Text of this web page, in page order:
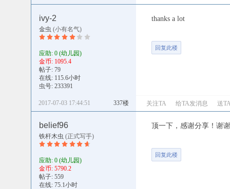
ivy-2
金虫 (小有名气)
应助: 0 (幼儿园)
金币: 1095.4
帖子: 79
在线: 115.6小时
虫号: 233391
thanks a lot
回复此楼
337楼
2017-07-03 17:44:51 关注TA 给TA发消息 送
belief96
铁杆木虫 (正式写手)
应助: 0 (幼儿园)
金币: 5790.2
帖子: 559
在线: 75.1小时
顶一下，感谢分享！谢
回复此楼